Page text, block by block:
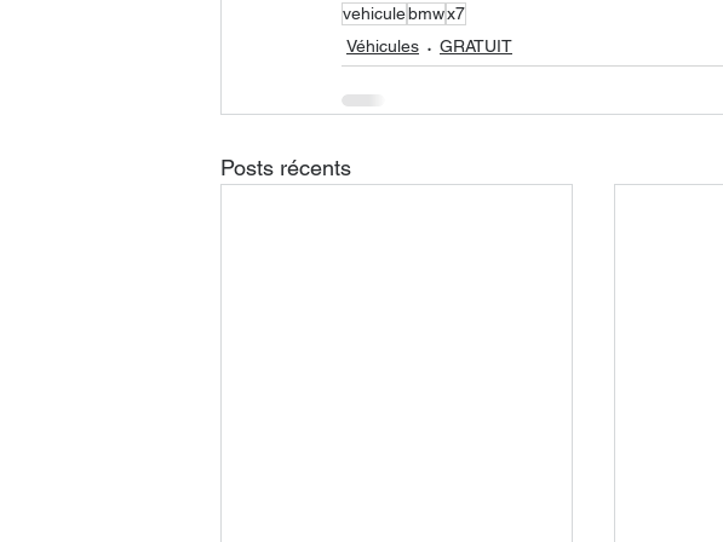
vehiculebmwx7
Véhicules
GRATUIT
Posts récents